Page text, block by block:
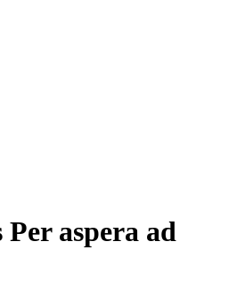
aspera ad